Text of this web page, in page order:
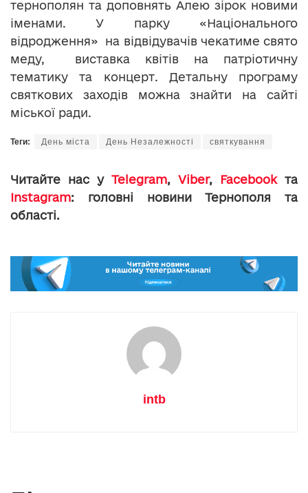
тернополян та доповнять Алею зірок новими
іменами. У парку «Національного
відродження» на відвідувачів чекатиме свято
меду, виставка квітів на патріотичну
тематику та концерт. Детальну програму
святкових заходів можна знайти на сайті
міської ради.
Теги: День міста День Незалежності святкування
Читайте нас у Telegram, Viber, Facebookта
Instagram: головні новини Тернополя та
області.
intb